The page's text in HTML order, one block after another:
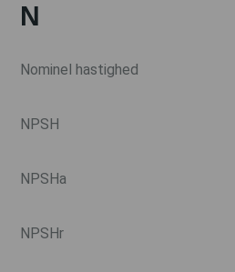
N
Nominel hastighed
NPSH
NPSHa
NPSHr